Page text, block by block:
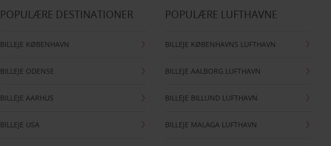
POPULÆRE DESTINATIONER
BILLEJE KØBENHAVN
BILLEJE ODENSE
BILLEJE AARHUS
BILLEJE USA
POPULÆRE LUFTHAVNE
BILLEJE KØBENHAVNS LUFTHAVN
BILLEJE AALBORG LUFTHAVN
BILLEJE BILLUND LUFTHAVN
BILLEJE MALAGA LUFTHAVN